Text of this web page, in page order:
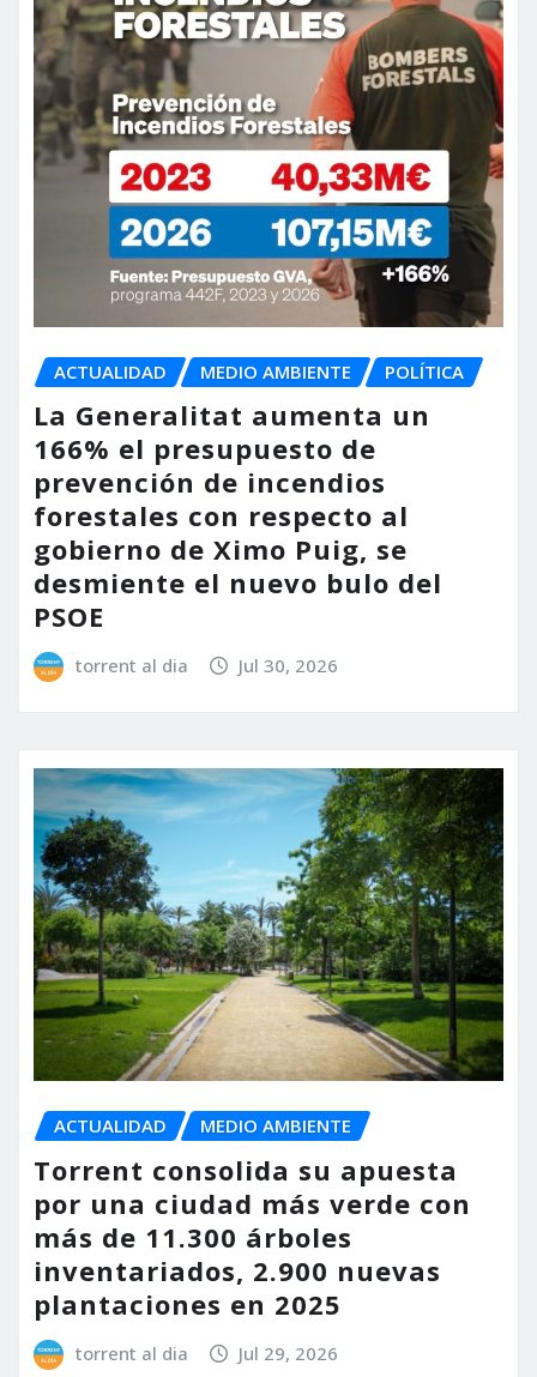
ACTUALIDAD MEDIO AMBIENTE POLÍTICA
La Generalitat aumenta un
166% el presupuesto de
prevención de incendios
forestales con respecto al
gobierno de Ximo Puig, se
desmiente el nuevo bulo del
PSOE
torrent al dia Jul 30, 2026
ACTUALIDAD MEDIO AMBIENTE
Torrent consolida su apuesta
por una ciudad más verde con
más de 11.300 árboles
inventariados, 2.900 nuevas
plantaciones en 2025
torrent al dia Jul 29, 2026